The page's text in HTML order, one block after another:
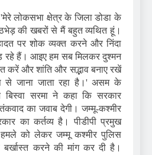
लोकसभा क्षेत्र के जिला डोडा के
की खबरों से मैं बहुत व्यथित हूं।
पर शोक व्यक्त करने और निंदा
रहे हैं। आइए हम सब मिलकर दुश्मन
करें और शांति और सद्भाव बनाए रखें
से जाना जाता रहा है।' असम के
बिस्वा सरमा ने कहा कि सरकार
का जवाब देगी। जम्मू-कश्मीर
का कर्तव्य है। पीडीपी प्रमुख
को लेकर जम्मू कश्मीर पुलिस
करने की मांग कर दी है।